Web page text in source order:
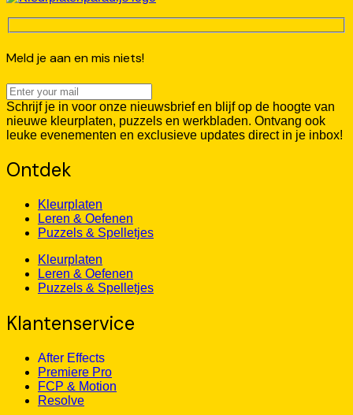
Meld je aan en mis niets!
Schrijf je in voor onze nieuwsbrief en blijf op de hoogte van
nieuwe kleurplaten, puzzels en werkbladen. Ontvang ook
leuke evenementen en exclusieve updates direct in je inbox!
Ontdek
Kleurplaten
Leren & Oefenen
Puzzels & Spelletjes
Kleurplaten
Leren & Oefenen
Puzzels & Spelletjes
Klantenservice
After Effects
Premiere Pro
FCP & Motion
Resolve